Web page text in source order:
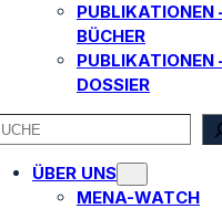
PUBLIKATIONEN
BÜCHER
PUBLIKATIONEN
DOSSIER
ÜBER UNS
MENA-WATCH